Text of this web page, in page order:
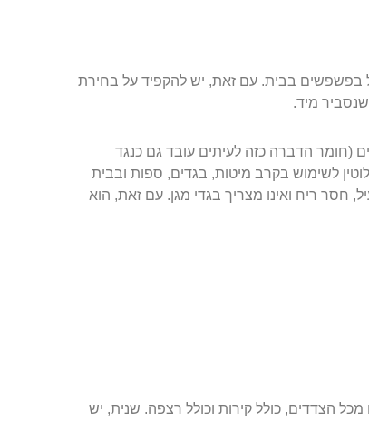
בפשפשים בבית. עם זאת, יש להקפיד על בחירת
מיד.
(חומר הדברה כזה לעיתים עובד גם כנגד
לשימוש בקרב מיטות, בגדים, ספות ובבית
חסר ריח ואינו מצריך בגדי מגן. עם זאת, הוא
הצדדים, כולל קירות וכולל רצפה. שנית, יש